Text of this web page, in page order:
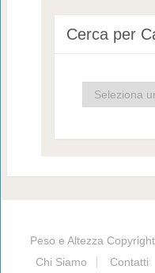
Cerca per
Cerca
per
Peso e Altezza
Chi Siamo
Contatti